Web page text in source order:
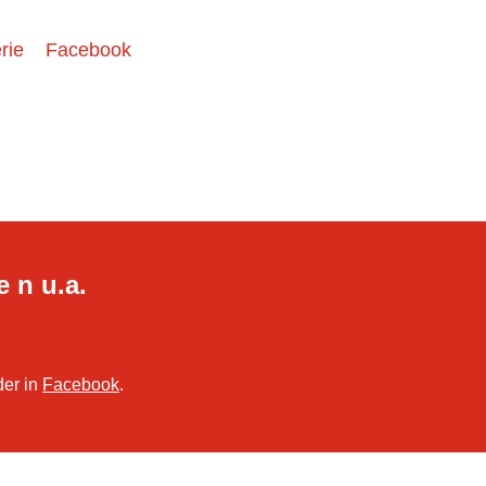
Facebook
n u.a.
in Facebook.